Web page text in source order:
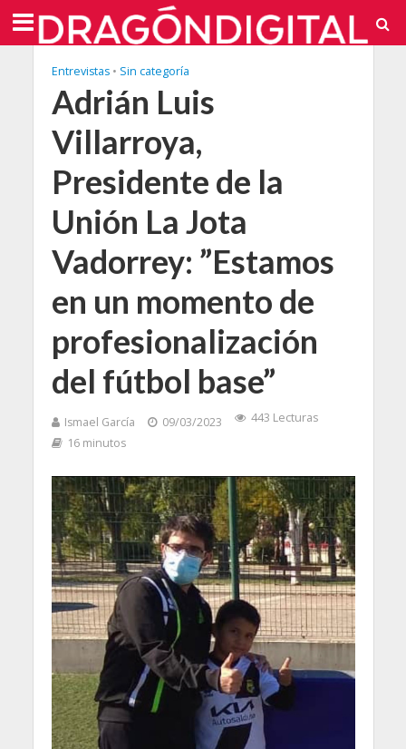
Entrevistas • Sin categoría
Adrián Luis
Villarroya,
Presidente de la
Unión La Jota
Vadorrey: ”Estamos
en un momento de
profesionalización
del fútbol base”
Ismael García 09/03/2023
443 Lecturas
16 minutos